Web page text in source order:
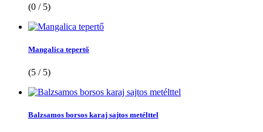
(0 / 5)
Mangalica tepertő
(5 / 5)
Balzsamos borsos karaj sajtos metélttel